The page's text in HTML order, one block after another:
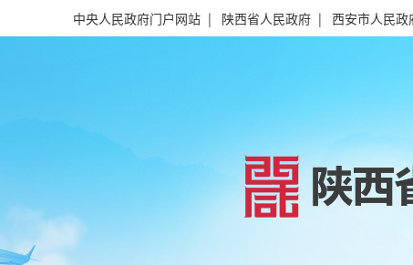
中央人民政府门户网站 | 陕西省人民政府 | 西安市人民政